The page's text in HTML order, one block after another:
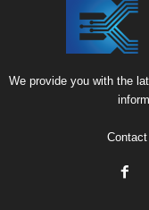
We provide you with the